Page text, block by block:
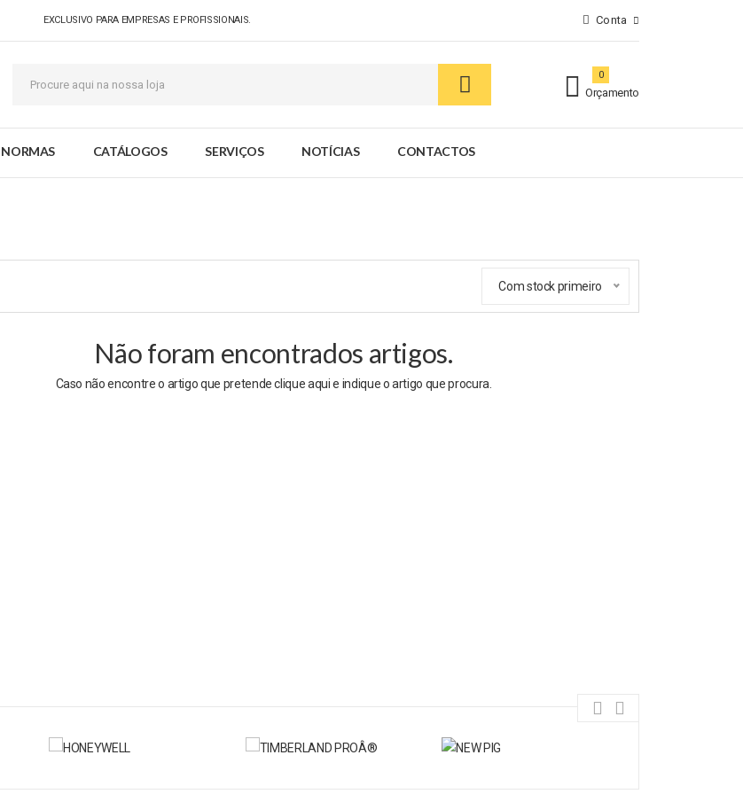
EXCLUSIVO PARA EMPRESAS E PROFISSIONAIS. Conta
Orçamento
0
NORMAS CATÁLOGOS SERVIÇOS NOTÍCIAS CONTACTOS
Com stock primeiro
Não foram encontrados artigos.
Caso não encontre o artigo que pretende cliqueaquie indique o artigo que procura.